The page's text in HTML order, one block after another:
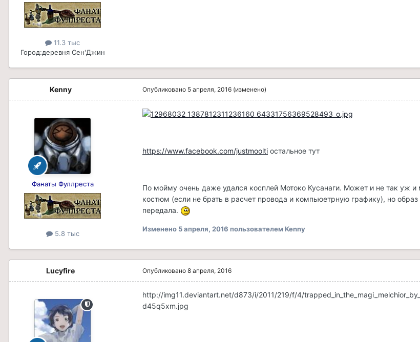
11.3 тыс
Город:деревня Сен'Джин
Kenny
Фанаты Фуллреста
5.8 тыс
Опубликовано 5 апреля, 2016 (изменено)
https://www.facebook.com/justmoolti остальное тут
По мойму очень даже удался косплей Мотоко Кусанаги. Может и не так уж и
костюм (если не брать в расчет провода и компьюетрную графику), но
передала.
Изменено 5 апреля, 2016 пользователем Kenny
Lucyfire Опубликовано 8 апреля, 2016
http://img11.deviantart.net/d873/i/2011/219/f/4/
d45q5xm.jpg